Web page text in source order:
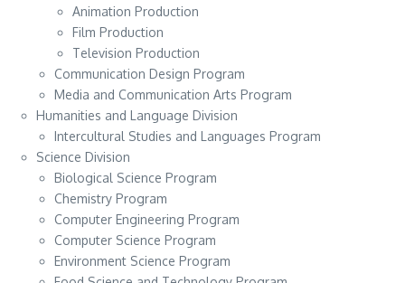
Animation Production
Film Production
Television Production
Communication Design Program
Media and Communication Arts Program
Humanities and Language Division
Intercultural Studies and Languages Program
Science Division
Biological Science Program
Chemistry Program
Computer Engineering Program
Computer Science Program
Environment Science Program